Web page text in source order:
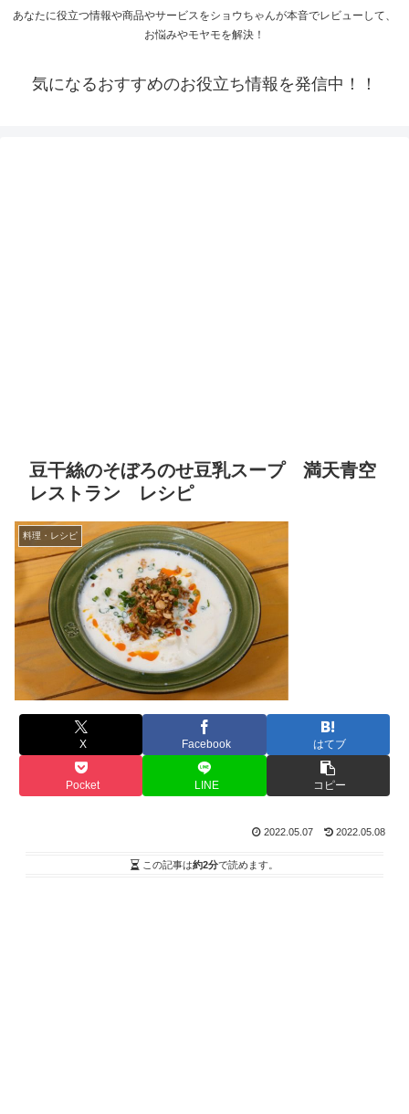
あなたに役立つ情報や商品やサービスをショウちゃんが本音でレビューして、
お悩みやモヤモを解決！
気になるおすすめのお役立ち情報を発信中！！
豆干絲のそぼろのせ豆乳スープ 満天青空
レストラン レシピ
料理・レシピ
X Facebook はてブ
Pocket LINE コピー
2022.05.07 2022.05.08
この記事は約2分で読めます。